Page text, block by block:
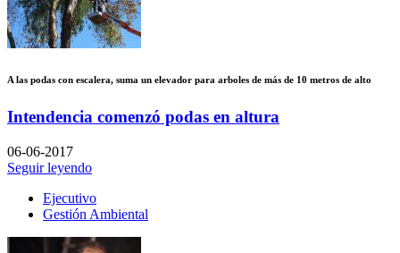
A las podas con escalera, suma un elevador para arboles de más de 10 metros de alto
Intendencia comenzó podas en altura
06-06-2017
Seguir leyendo
Ejecutivo
Gestión Ambiental